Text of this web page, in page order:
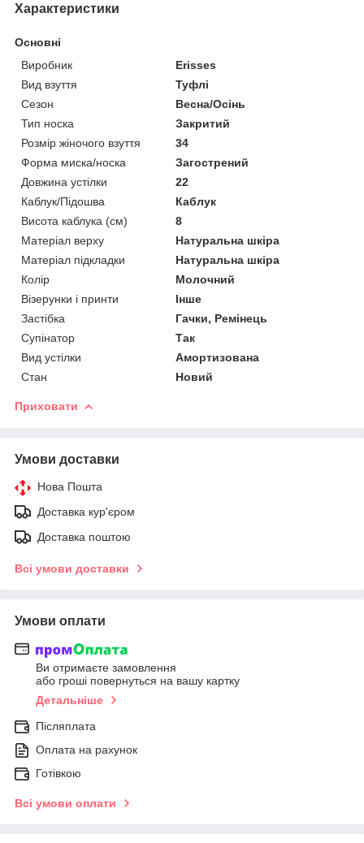
Характеристики
Основні
Виробник
Erisses
Вид взуття
Туфлі
Сезон
Весна/Осінь
Тип носка
Закритий
Розмір жіночого взуття
34
Форма миска/носка
Загострений
Довжина устілки
22
Каблук/Підошва
Каблук
Висота каблука (см)
8
Матеріал верху
Натуральна шкіра
Матеріал підкладки
Натуральна шкіра
Колір
Молочний
Візерунки і принти
Інше
Застібка
Гачки, Ремінець
Супінатор
Так
Вид устілки
Амортизована
Стан
Новий
Приховати
Умови доставки
Нова Пошта
Доставка кур'єром
Доставка поштою
Всі умови доставки
Умови оплати
Ви отримаєте замовлення
або гроші повернуться на вашу картку
Детальніше
Післяплата
Оплата на рахунок
Готівкою
Всі умови оплати